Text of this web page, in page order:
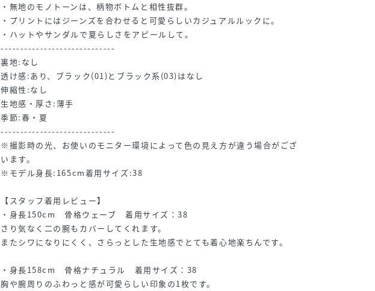
・無地のモノトーンは、柄物ボトムと相性抜群。
・プリントにはジーンズを合わせると可愛らしいカジュアルルックに。
・ハットやサンダルで夏らしさをアピールして。
-----------------------------
裏地:なし
透け感:あり、ブラック(01)とブラック系(03)はなし
伸縮性:なし
生地感・厚さ:薄手
季節:春・夏
-----------------------------
※撮影時の光、お使いのモニター環境によって色の見え方が違う場合がござ
います。
※モデル身長:165cm着用サイズ:38
【スタッフ着用レビュー】
・身長150cm 骨格ウェーブ 着用サイズ：38
さり気なく二の腕もカバーしてくれます。
またシワになりにくく、さらっとした生地感でとても着心地楽ちんです。
・身長158cm 骨格ナチュラル 着用サイズ：38
胸や腕周りのふわっと感が可愛らしい印象の1枚です。